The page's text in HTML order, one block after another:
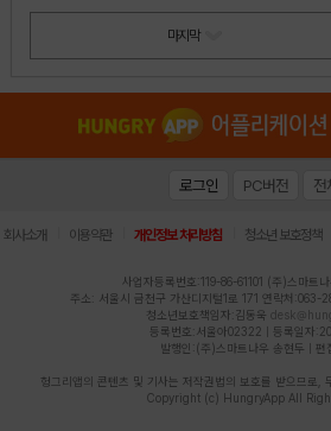
마지막
로그인 PC버전 전
회사소개 이용약관 개인정보 처리방침 청소년 보호정책
사업자등록번호:119-86-61101 (주)스마트
주소: 서울시 금천구 가산디지털1로 171 연락처
청소년보호책임자:김동욱
등록번호:서울아02322 | 등록일자
발행인:(주)스마트나우 송현두 | 편
헝그리앱의 콘텐츠 및 기사는 저작권법의 보호를 받으므로,
Copyright (c) HungryApp All